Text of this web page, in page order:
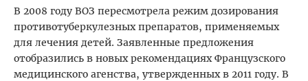
В 2008 году ВОЗ пересмотрела режим дозирования
противотуберкулезных препаратов, применяемых
для лечения детей. Заявленные предложения
отобразились в новых рекомендациях Французского
медицинского агенства, утвержденных в 2011 году. В